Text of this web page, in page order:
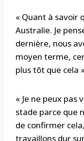
« Quant à savoir
Australie. Je
dernière, nous
moyen terme,
plus tôt que cela
« Je ne peux pas
stade parce que
de confirmer
travaillons dur